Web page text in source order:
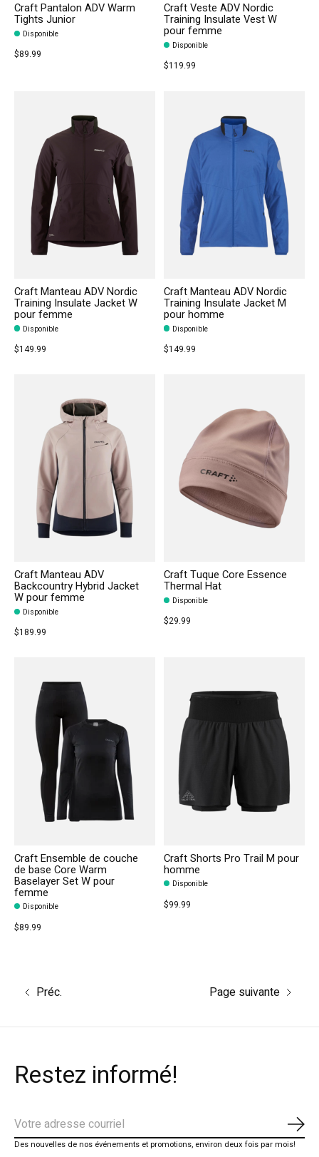
Craft Pantalon ADV Warm
Tights Junior
Disponible
$89.99
Craft Veste ADV Nordic
Training Insulate Vest W
pour femme
Disponible
$119.99
Craft Manteau ADV Nordic
Training Insulate Jacket W
pour femme
Disponible
$149.99
Craft Manteau ADV Nordic
Training Insulate Jacket M
pour homme
Disponible
$149.99
Craft Manteau ADV
Backcountry Hybrid Jacket
W pour femme
Disponible
$189.99
Craft Tuque Core Essence
Thermal Hat
Disponible
$29.99
Craft Ensemble de couche
de base Core Warm
Baselayer Set W pour
femme
Disponible
$89.99
Craft Shorts Pro Trail M pour
homme
Disponible
$99.99
Préc. Page suivante
Restez informé!
Des nouvelles de nos événements et promotions, environ deux fois par mois!